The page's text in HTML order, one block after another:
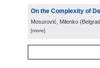
On the Complexity of
Mosurović, Milenko (
[more]